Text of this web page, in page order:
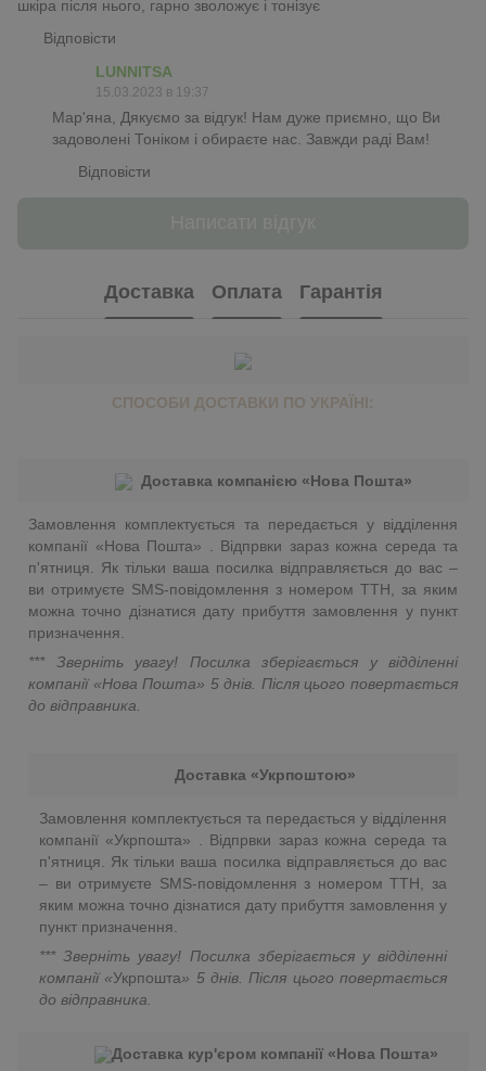
шкіра після нього, гарно зволожує і тонізує
Відповісти
LUNNITSA
15.03.2023 в 19:37
Мар'яна, Дякуємо за відгук! Нам дуже приємно, що Ви
задоволені Тоніком і обираєте нас. Завжди раді Вам!
Відповісти
Доставка Оплата Гарантія
СПОСОБИ ДОСТАВКИ ПО УКРАЇНІ:
Доставка компанією «Нова Пошта»
Замовлення комплектується та передається у відділення
компанії «Нова Пошта» . Відпрвки зараз кожна середа та
п'ятниця. Як тільки ваша посилка відправляється до вас –
ви отримуєте SMS-повідомлення з номером ТТН, за яким
можна точно дізнатися дату прибуття замовлення у пункт
призначення.
*** Зверніть увагу! Посилка зберігається у відділенні
компанії «Нова Пошта» 5 днів. Після цього повертається
до відправника.
Доставка «Укрпоштою»
Замовлення комплектується та передається у відділення
компанії «Укрпошта» . Відпрвки зараз кожна середа та
п'ятниця. Як тільки ваша посилка відправляється до вас
– ви отримуєте SMS-повідомлення з номером ТТН, за
яким можна точно дізнатися дату прибуття замовлення у
пункт призначення.
*** Зверніть увагу! Посилка зберігається у відділенні
компанії «Укрпошта» 5 днів. Після цього повертається
до відправника.
Доставка кур'єром компанії «Нова Пошта»